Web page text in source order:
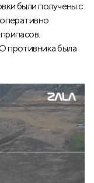
были получены с
противника была